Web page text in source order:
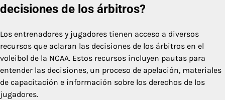
decisiones de los árbitros?
Los entrenadores y jugadores tienen acceso a diversos
recursos que aclaran las decisiones de los árbitros en el
voleibol de la NCAA. Estos recursos incluyen pautas para
entender las decisiones, un proceso de apelación, materiales
de capacitación e información sobre los derechos de los
jugadores.